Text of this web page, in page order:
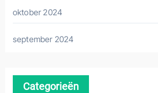
oktober 2024
september 2024
Categorieën